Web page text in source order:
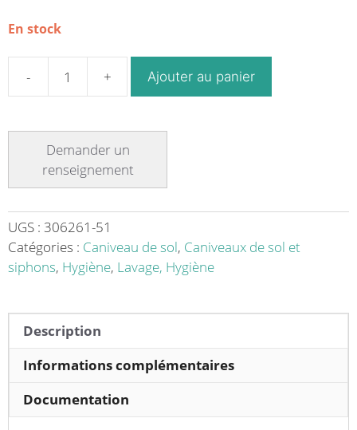
En stock
quantité
Modul
20
sortie
157/DN110
avec
x
250
Longueur
Ajouter au panier
UGS : 306261-51
Catégories : Caniveau de sol, Caniveaux de sol et
siphons, Hygiène, Lavage, Hygiène
Description
Informations complémentaires
Documentation